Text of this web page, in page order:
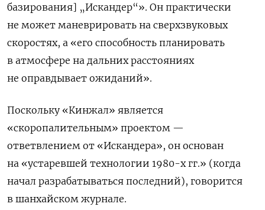
базирования] „Искандер“». Он практически
не может маневрировать на сверхзвуковых
скоростях, а «его способность планировать
в атмосфере на дальних расстояниях
не оправдывает ожиданий».
Поскольку «Кинжал» является
«скоропалительным» проектом —
ответвлением от «Искандера», он основан
на «устаревшей технологии 1980-х гг.» (когда
начал разрабатываться последний), говорится
в шанхайском журнале.